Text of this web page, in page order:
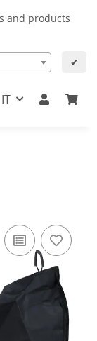
and products
✔
IT